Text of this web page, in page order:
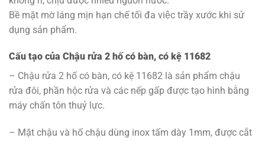
Bề mặt mờ láng mịn hạn chế tối đa việc trầy xước khi sử
dụng sản phẩm.
Cấu tạo của Chậu rửa 2 hố có bàn, có kệ 11682
– Chậu rửa 2 hố có bàn, có kệ 11682 là sản phẩm chậu
rửa đôi, phần hộc rửa và các nếp gấp được tạo hình bằng
máy chấn tôn thuỷ lực.
– Mặt chậu và hố chậu dùng inox tấm dày 1mm, được cắt